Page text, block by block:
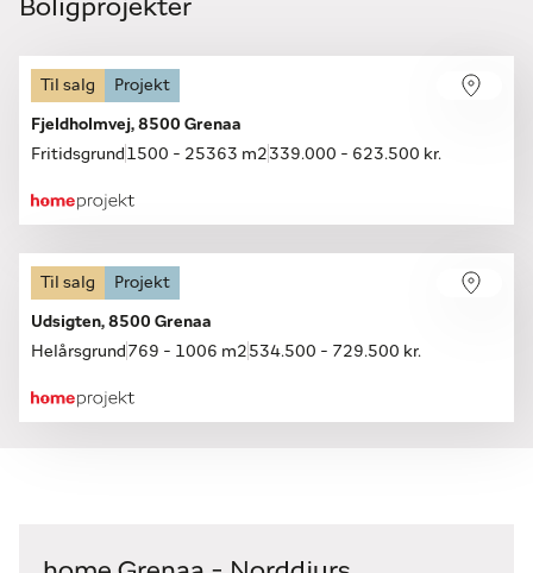
Boligprojekter
Til salg Projekt
Fjeldholmvej, 8500 Grenaa
Fritidsgrund 1500 - 25363 m2 339.000 - 623.500 kr.
Til salg Projekt
Udsigten, 8500 Grenaa
Helårsgrund 769 - 1006 m2 534.500 - 729.500 kr.